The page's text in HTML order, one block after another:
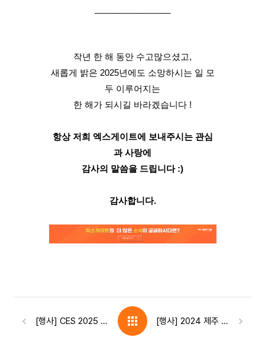
작년 한 해 동안 수고많으셨고,
새롭게 밝은 2025년에도 소망하시는 일 모
두 이루어지는
한 해가 되시길 바라겠습니다 !
항상 저희 엑스게이트에 보내주시는 관심
과 사랑에
감사의 말씀을 드립니다 :)
감사합니다.
[행사] CES 2025 참관 스케치 ! [행사] 2024 제주 사이버보안 컨퍼런스 참가 스케치 !